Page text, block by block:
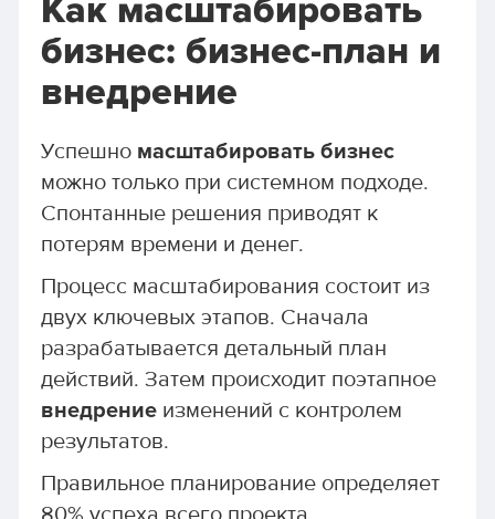
Как масштабировать
бизнес: бизнес-план и
внедрение
Успешно масштабировать бизнес
можно только при системном подходе.
Спонтанные решения приводят к
потерям времени и денег.
Процесс масштабирования состоит из
двух ключевых этапов. Сначала
разрабатывается детальный план
действий. Затем происходит поэтапное
внедрениеизменений с контролем
результатов.
Правильное планирование определяет